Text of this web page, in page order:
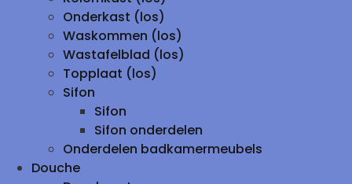
Onderkast (los)
Waskommen (los)
Wastafelblad (los)
Topplaat (los)
Sifon
Sifon
Sifon onderdelen
Onderdelen badkamermeubels
Douche